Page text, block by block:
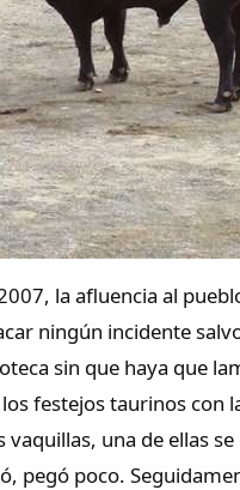
la afluencia al
ningún incidente
sin que haya que
festejos taurinos con
una de ellas
pegó poco.